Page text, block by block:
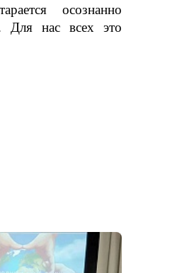
осознанно
Для нас всех это